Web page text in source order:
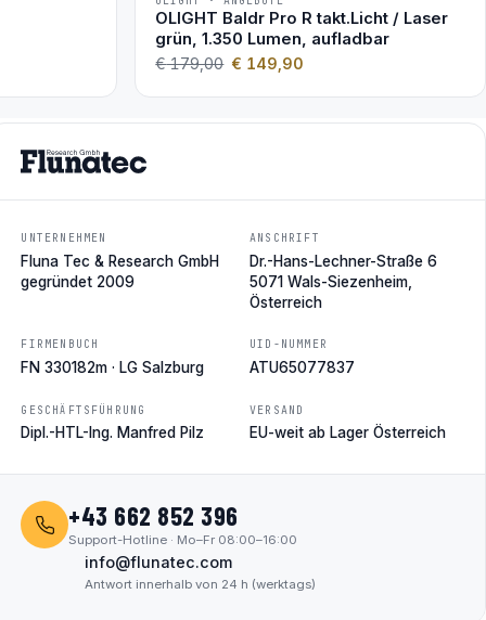
OLIGHT Baldr Pro R takt.Licht / Laser
grün, 1.350 Lumen, aufladbar
€179,00 € 149,90
UNTERNEHMEN
Fluna Tec & Research GmbH
gegründet 2009
ANSCHRIFT
Dr.-Hans-Lechner-Straße 6
5071 Wals-Siezenheim,
Österreich
FIRMENBUCH
FN 330182m · LG Salzburg
UID-NUMMER
ATU65077837
GESCHÄFTSFÜHRUNG
Dipl.-HTL-Ing. Manfred Pilz
VERSAND
EU-weit ab Lager Österreich
+43 662 852 396
Support-Hotline · Mo–Fr 08:00–16:00
info@flunatec.com
Antwort innerhalb von 24 h (werktags)